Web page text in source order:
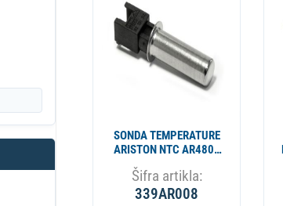
PROFESIONALNI
SONDA TEMPERATURE
ARISTON NTC AR4801
159LG03 TRL200AR
83915
Šifra artikla:
339AR008